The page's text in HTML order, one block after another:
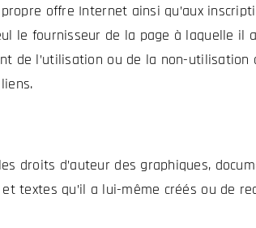
offre Internet ainsi qu’aux
le fournisseur de la page à laquelle il
de l’utilisation ou de la non-
droits d’auteur des graphiques,
textes qu’il a lui-même créés ou de